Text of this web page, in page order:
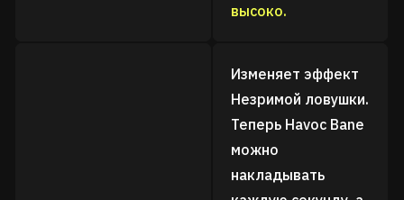
высоко.
Изменяет эффект
Незримой ловушки.
Теперь Havoc Bane
можно
накладывать